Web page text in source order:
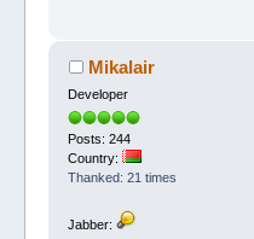
Mikalair
Developer
Posts: 244
Country:
Thanked: 21 times
Jabber: